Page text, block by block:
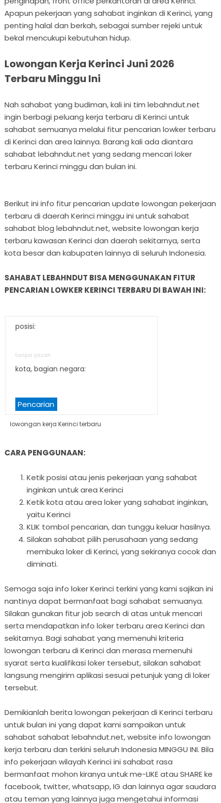
Apapun pekerjaan yang sahabat inginkan di Kerinci, yang
penting halal dan berkah, sebagai sumber rejeki untuk
bekal mencukupi kebutuhan hidup.
Lowongan Kerja Kerinci Juni 2026
Terbaru Minggu Ini
Nah sahabat yang budiman, kali ini tim lebahndut.net
ingin berbagi peluang kerja terbaru di Kerinci untuk
sahabat semuanya melalui fitur pencarian lowker terbaru
di Kerinci dan area lainnya. Barang kali ada diantara
sahabat lebahndut.net yang sedang mencari loker
terbaru Kerinci minggu dan bulan ini.
Berikut ini info fitur pencarian update lowongan pekerjaan
terbaru di daerah Kerinci minggu ini untuk sahabat
sahabat blog lebahndut.net, website lowongan kerja
terbaru kawasan Kerinci dan daerah sekitarnya, serta
kota besar dan kabupaten lainnya di seluruh Indonesia.
SAHABAT LEBAHNDUT BISA MENGGUNAKAN FITUR
PENCARIAN LOWKER KERINCI TERBARU DI BAWAH INI:
posisi:
tanpa ijazah
kota, bagian negara:
Pencarian
lowongan kerja Kerinci terbaru
CARA PENGGUNAAN:
Ketik posisi atau jenis pekerjaan yang sahabat
inginkan untuk area Kerinci
Ketik kota atau area loker yang sahabat inginkan,
yaitu Kerinci
KLIK tombol pencarian, dan tunggu keluar hasilnya.
Silakan sahabat pilih perusahaan yang sedang
membuka loker di Kerinci, yang sekiranya cocok dan
diminati.
Semoga saja info loker Kerinci terkini yang kami sajikan ini
nantinya dapat bermanfaat bagi sahabat semuanya.
Silakan gunakan fitur job search di atas untuk mencari
serta mendapatkan info loker terbaru area Kerinci dan
sekitarnya. Bagi sahabat yang memenuhi kriteria
lowongan terbaru di Kerinci dan merasa memenuhi
syarat serta kualifikasi loker tersebut, silakan sahabat
langsung mengirim aplikasi sesuai petunjuk yang di loker
tersebut.
Demikianlah berita lowongan pekerjaan di Kerinci terbaru
untuk bulan ini yang dapat kami sampaikan untuk
sahabat sahabat lebahndut.net, website info lowongan
kerja terbaru dan terkini seluruh Indonesia MINGGU INI. Bila
info pekerjaan wilayah Kerinci ini sahabat rasa
bermanfaat mohon kiranya untuk me-LIKE atau SHARE ke
facebook, twitter, whatsapp, IG dan lainnya agar saudara
atau teman yang lainnya juga mengetahui informasi